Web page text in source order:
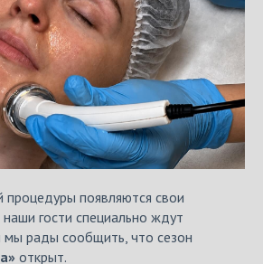
появляются свои
гости специально ждут
рады сообщить, что сезон
открыт.